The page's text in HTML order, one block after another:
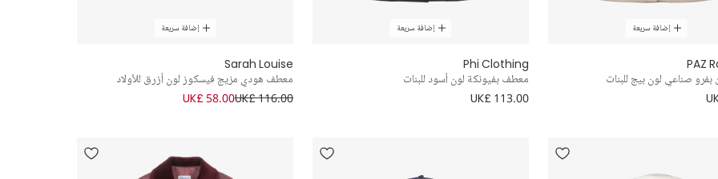
إضافة سريعة
PAZ
صناعي لون بيج للبنات
إضافة سريعة
Phi Clothing
معطف بفيونكة لون أسود للبنات
UK£ 113.00
إضافة سريعة
Sarah Louise
معطف هودي مزيج فيسكوز لون أزرق للأولاد
UK£ 116.00
UK£ 58.00